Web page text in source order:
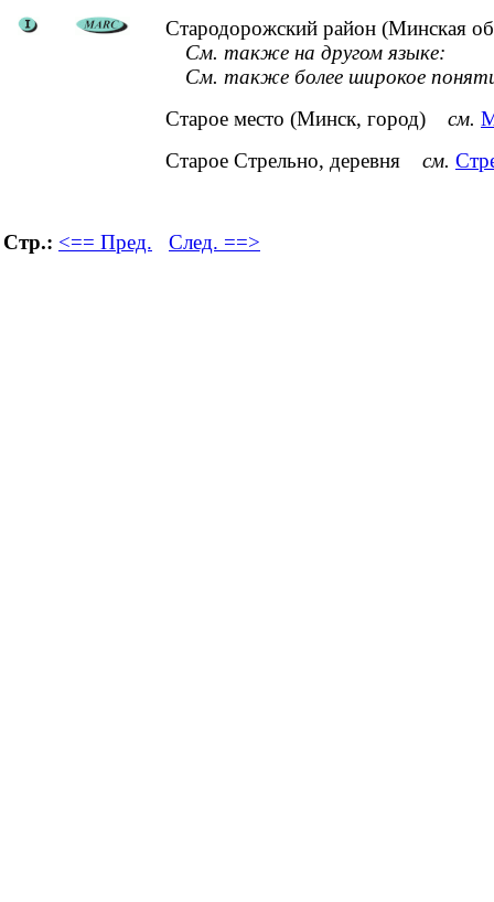
Стародорожский район (Минская
См. также на другом языке:
См. также более широкое
Старое место (Минск, город) см.
Старое Стрельно, деревня см.
Стр.: <== Пред. След. ==>